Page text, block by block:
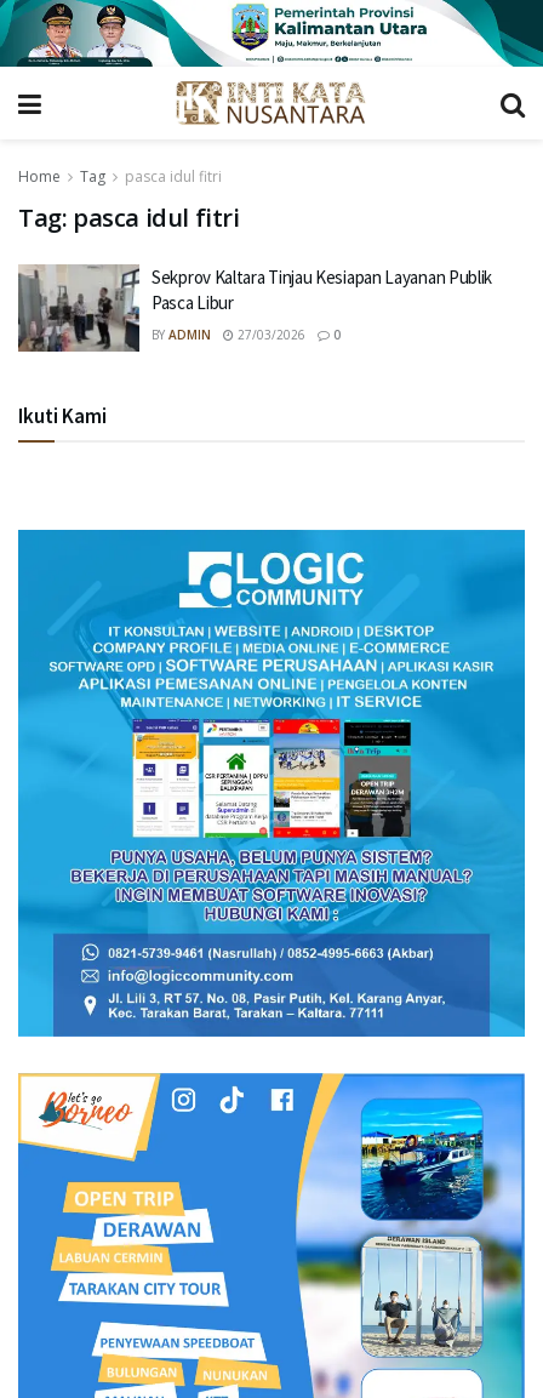
Home Tag pasca idul fitri
Tag: pasca idul fitri
Sekprov Kaltara Tinjau Kesiapan Layanan Publik
Pasca Libur
BY ADMIN 27/03/2026 0
Ikuti Kami